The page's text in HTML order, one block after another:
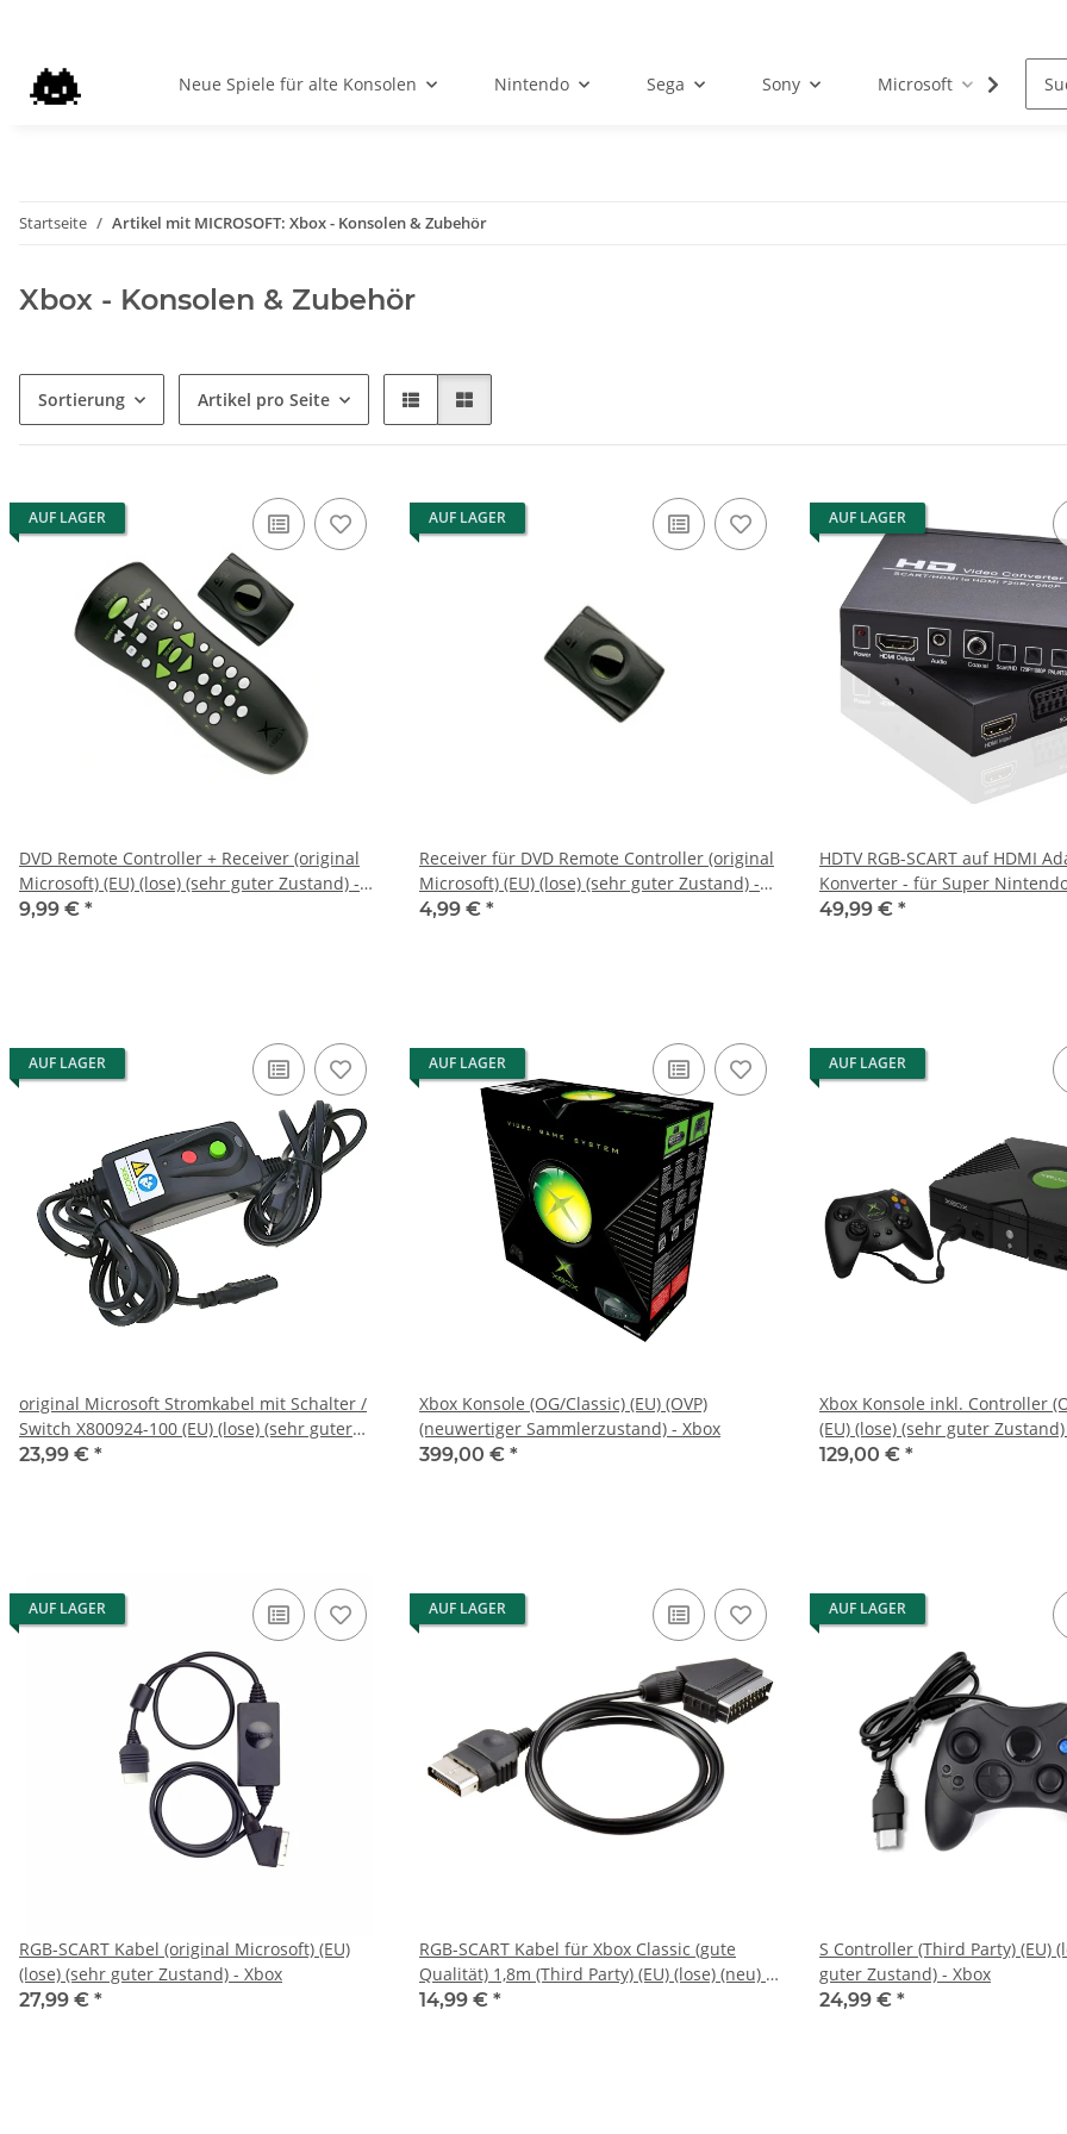
Neue Spiele für alte Konsolen Nintendo Sega Sony Microsoft Atari
Startseite Artikel mit MICROSOFT: Xbox - Konsolen & Zubehör
Xbox - Konsolen & Zubehör
Sortierung Artikel pro Seite
AUF LAGER
DVD Remote Controller + Receiver (original
Microsoft) (EU) (lose) (sehr guter Zustand) -
Xbox
9,99 € *
AUF LAGER
Receiver für DVD Remote Controller (original
Microsoft) (EU) (lose) (sehr guter Zustand) -
Xbox
4,99 € *
AUF LAGER
HDTV RGB-SCART auf HDMI
Konverter - für Super Nintendo
Mega Drive, Master System,
49,99 € *
AUF LAGER
original Microsoft Stromkabel mit Schalter /
Switch X800924-100 (EU) (lose) (sehr guter
Zustand) - Xbox
23,99 € *
AUF LAGER
Xbox Konsole (OG/Classic) (EU) (OVP)
(neuwertiger Sammlerzustand) - Xbox
399,00 € *
AUF LAGER
Xbox Konsole inkl. Controller
(EU) (lose) (sehr guter
129,00 € *
AUF LAGER
RGB-SCART Kabel (original Microsoft) (EU)
(lose) (sehr guter Zustand) - Xbox
27,99 € *
AUF LAGER
RGB-SCART Kabel für Xbox Classic (gute
Qualität) 1,8m (Third Party) (EU) (lose) (neu) -
Xbox
14,99 € *
AUF LAGER
S Controller (Third Party) (EU)
guter Zustand) - Xbox
24,99 € *